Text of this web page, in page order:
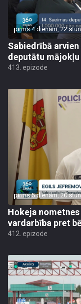
pirms 4 dienām, 22
Sabiedrībā
deputātu
413. epizode
pirms 5 dienām, 20
Hokeja
vardarbība pret
412. epizode